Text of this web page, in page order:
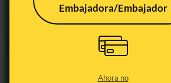
Embajadora/Embajador
Ahora no